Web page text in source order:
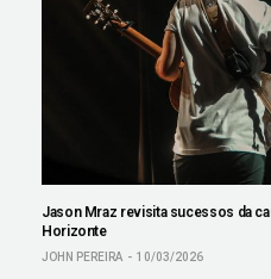
Jason Mraz revisita sucessos da
Horizonte
JOHN PEREIRA 10/03/2026